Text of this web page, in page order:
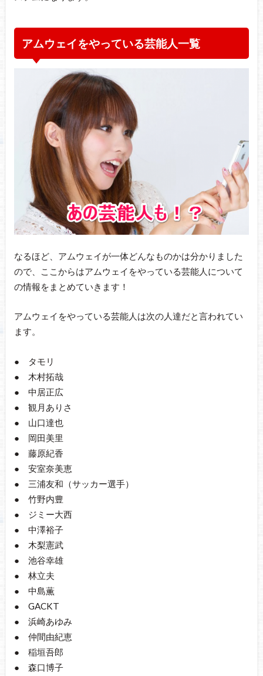
アムウェイをやっている芸能人一覧
なるほど、アムウェイが一体どんなものかは分かりました
ので、ここからはアムウェイをやっている芸能人について
の情報をまとめていきます！
アムウェイをやっている芸能人は次の人達だと言われてい
ます。
● タモリ
● 木村拓哉
● 中居正広
● 観月ありさ
● 山口達也
● 岡田美里
● 藤原紀香
● 安室奈美恵
● 三浦友和（サッカー選手）
● 竹野内豊
● ジミー大西
● 中澤裕子
● 木梨憲武
● 池谷幸雄
● 林立夫
● 中島薫
● GACKT
● 浜崎あゆみ
● 仲間由紀恵
● 稲垣吾郎
● 森口博子